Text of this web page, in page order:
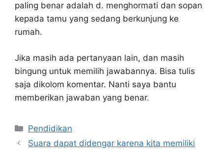
paling benar adalah d. menghormati dan sopan
kepada tamu yang sedang berkunjung ke
rumah.
Jika masih ada pertanyaan lain, dan masih
bingung untuk memilih jawabannya. Bisa tulis
saja dikolom komentar. Nanti saya bantu
memberikan jawaban yang benar.
Kategori
Pendidikan
Suara dapat didengar karena kita memiliki